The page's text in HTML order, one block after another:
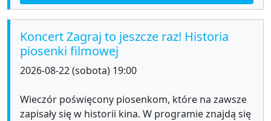
Koncert Zagraj to jeszcze raz! Historia
piosenki filmowej
2026-08-22 (sobota) 19:00
Wieczór poświęcony piosenkom, które na zawsze
zapisały się w historii kina. W programie znajdą się